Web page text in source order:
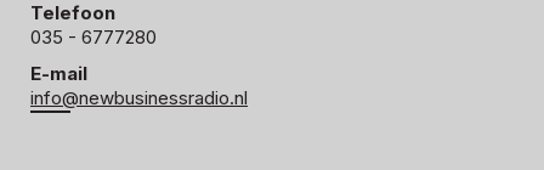
Telefoon
035 - 6777280
E-mail
info@newbusinessradio.nl